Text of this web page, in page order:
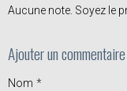
Aucune note. Soyez le
Ajouter un commentaire
Nom